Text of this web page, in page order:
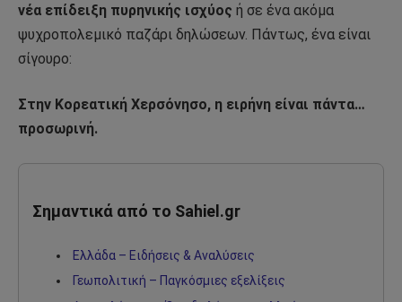
νέα επίδειξη πυρηνικής ισχύος ή σε ένα ακόμα
ψυχροπολεμικό παζάρι δηλώσεων. Πάντως, ένα είναι
σίγουρο:
Στην Κορεατική Χερσόνησο, η ειρήνη είναι πάντα…
προσωρινή.
Σημαντικά από το Sahiel.gr
Ελλάδα – Ειδήσεις & Αναλύσεις
Γεωπολιτική – Παγκόσμιες εξελίξεις